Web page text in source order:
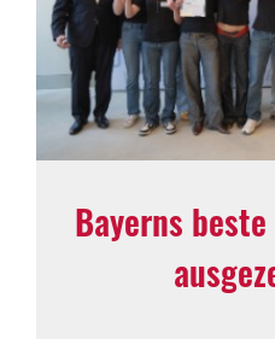
Bayerns